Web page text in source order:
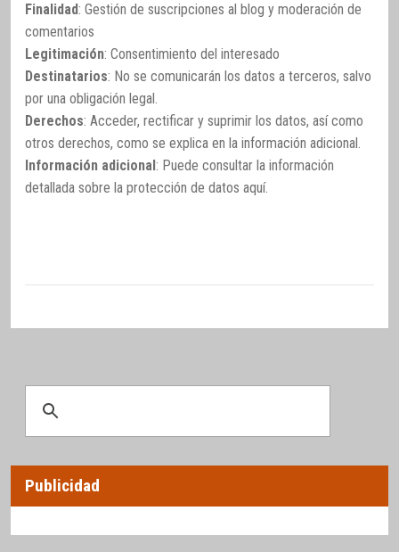
Finalidad: Gestión de suscripciones al blog y moderación de
comentarios
Legitimación: Consentimiento del interesado
Destinatarios: No se comunicarán los datos a terceros, salvo
por una obligación legal.
Derechos: Acceder, rectificar y suprimir los datos, así como
otros derechos, como se explica en la información adicional.
Información adicional: Puede consultar la información
detallada sobre la protección de datos aquí.
Publicidad